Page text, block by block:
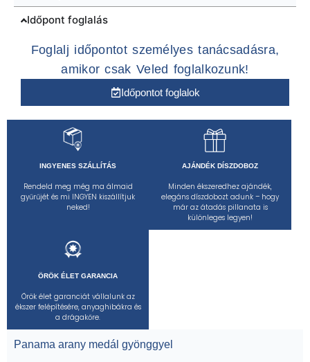
INGYENES SZÁLLÍTÁS
Rendeld meg még ma álmaid
gyűrűjét és mi INGYEN kiszállítjuk
neked!
AJÁNDÉK DÍSZDOBOZ
Minden ékszeredhez ajándék,
elegáns díszdobozt adunk – hogy
már az átadás pillanata is
különleges legyen!
ÖRÖK ÉLET GARANCIA
Örök élet garanciát vállalunk az
ékszer felépítésére, anyaghibákra és
a drágakőre.
Panama arany medál gyönggyel
Időpont foglalás
Foglalj időpontot személyes tanácsadásra,
amikor csak Veled foglalkozunk!
Időpontot foglalok